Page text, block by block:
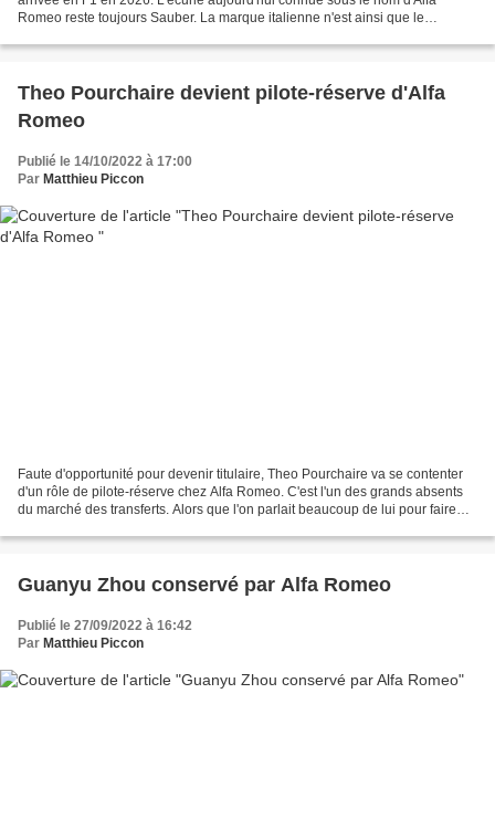
Romeo reste toujours Sauber. La marque italienne n'est ainsi que le
Theo Pourchaire devient pilote-réserve d'Alfa
Romeo
Publié le 14/10/2022 à 17:00
Par Matthieu Piccon
Faute d'opportunité pour devenir titulaire, Theo Pourchaire va se contenter
d'un rôle de pilote-réserve chez Alfa Romeo. C'est l'un des grands absents
du marché des transferts. Alors que l'on parlait beaucoup de lui pour faire
Guanyu Zhou conservé par Alfa Romeo
Publié le 27/09/2022 à 16:42
Par Matthieu Piccon